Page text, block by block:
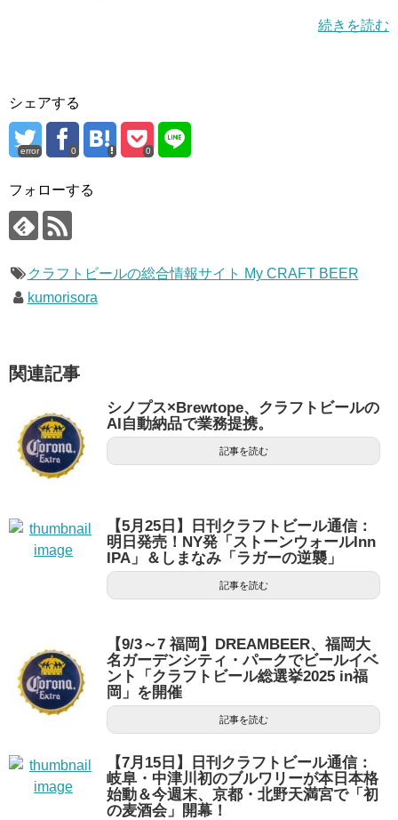
続きを読む
シェアする
error 0 0
フォローする
クラフトビールの総合情報サイト My CRAFT BEER
kumorisora
関連記事
シノプス×Brewtope、クラフトビールの
AI自動納品で業務提携。
記事を読む
【5月25日】日刊クラフトビール通信：
明日発売！NY発「ストーンウォールInn
IPA」＆しまなみ「ラガーの逆襲」
記事を読む
【9/3～7 福岡】DREAMBEER、福岡大
名ガーデンシティ・パークでビールイベ
ント「クラフトビール総選挙2025 in福
岡」を開催
記事を読む
【7月15日】日刊クラフトビール通信：
岐阜・中津川初のブルワリーが本日本格
始動＆今週末、京都・北野天満宮で「初
の麦酒会」開幕！